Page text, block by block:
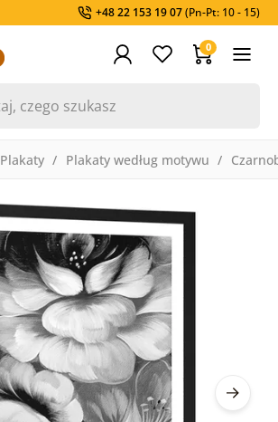
+48 22 153 19 07(Pn-Pt: 10 - 15)
0
Plakaty Plakaty według motywu